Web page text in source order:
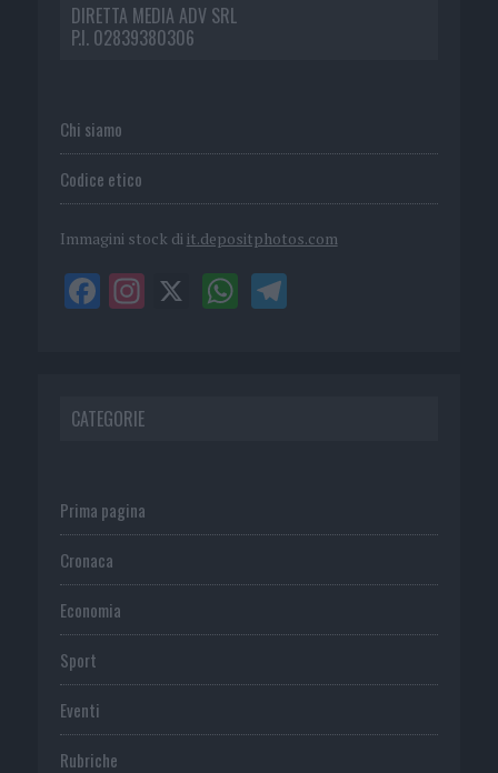
DIRETTA MEDIA ADV SRL
P.I. 02839380306
Chi siamo
Codice etico
Immagini stock di it.depositphotos.com
CATEGORIE
Prima pagina
Cronaca
Economia
Sport
Eventi
Rubriche